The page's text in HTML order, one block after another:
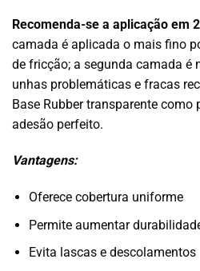
Recomenda-se a aplicação em
camada é aplicada o mais fino
de fricção; a segunda camada é
unhas problemáticas e fracas
Base Rubber transparente como
adesão perfeito.
Vantagens:
Oferece cobertura uniforme
Permite aumentar
Evita lascas e descolamentos